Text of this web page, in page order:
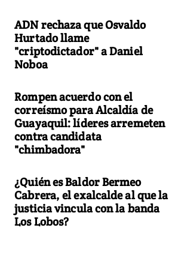
ADN rechaza que Osvaldo
Hurtado llame
"criptodictador" a Daniel
Noboa
Rompen acuerdo con el
correísmo para Alcaldía de
Guayaquil: líderes arremeten
contra candidata
"chimbadora"
¿Quién es Baldor Bermeo
Cabrera, el exalcalde al que la
justicia vincula con la banda
Los Lobos?